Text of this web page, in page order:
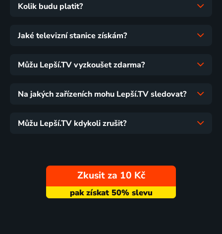
Kolik budu platit?
Jaké televizní stanice získám?
Můžu Lepší.TV vyzkoušet zdarma?
Na jakých zařízeních mohu Lepší.TV sledovat?
Můžu Lepší.TV kdykoli zrušit?
Zkusit za 10 Kč